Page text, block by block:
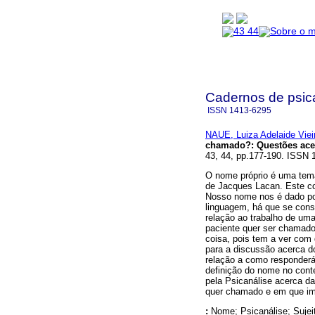
Cadernos de
ISSN 1413-6295
NAUE, Luiza Adelaide
chamado?: Questões
43, 44, pp.177-190. ISSN
O nome próprio é uma
de Jacques Lacan. Este
Nosso nome nos é dado
linguagem, há que se
relação ao trabalho de
paciente quer ser
coisa, pois tem a ver com
para a discussão acerca
relação a como
definição do nome no
pela Psicanálise acerca
quer chamado e em que
: Nome; Psicanálise;